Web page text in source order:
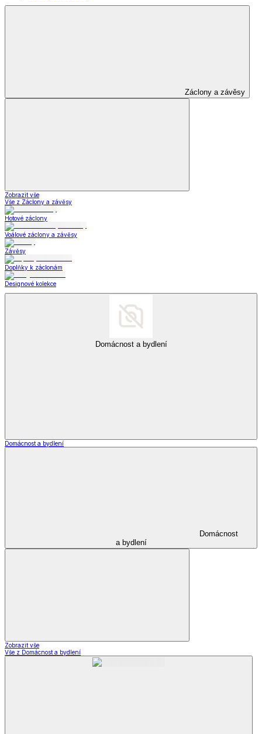
Záclony a závěsy
Zobrazit vše
Vše z Záclony a závěsy
Hotové záclony
Voálové záclony a závěsy
Závěsy
Doplňky k záclonám
Designové kolekce
Domácnost a bydlení
Domácnost a bydlení
Domácnost
a bydlení
Zobrazit vše
Vše z Domácnost a bydlení